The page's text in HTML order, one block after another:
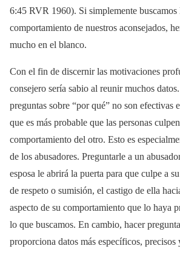
6:45 RVR 1960). Si simplemente
comportamiento de nuestros aconsejados,
mucho en el blanco.
Con el fin de discernir las motivaciones
consejero sería sabio al reunir muchos
preguntas sobre “por qué” no son efectivas
que es más probable que las personas
comportamiento del otro. Esto es
de los abusadores. Preguntarle a un
esposa le abrirá la puerta para que culpe a
de respeto o sumisión, el castigo de ella
aspecto de su comportamiento que lo haya
lo que buscamos. En cambio, hacer
proporciona datos más específicos, precisos